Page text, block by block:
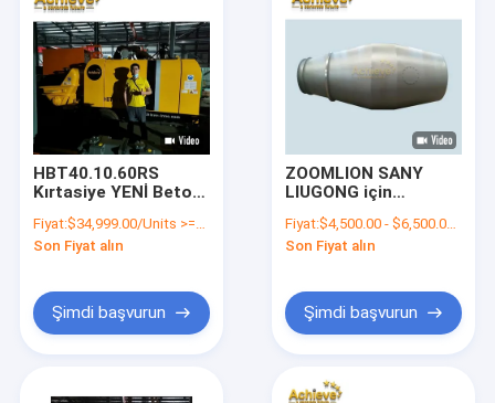
HBT40.10.60RS
Kırtasiye YENİ Beton
Özelleştirilmiş 500M
Fiyat:$34,999.00/Units >=1 Units
Son Fiyat alın
Şimdi başvurun
ZOOMLION SANY
LIUGONG için
Mikser Tamburu
Fiyat:$4,500.00 - $6,500.00/Units
Son Fiyat alın
Şimdi başvurun